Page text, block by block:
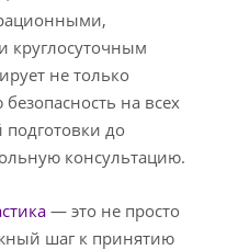
круглосуточным
не только
на всех
подготовки до
консультацию.
— это не просто
шаг к принятию